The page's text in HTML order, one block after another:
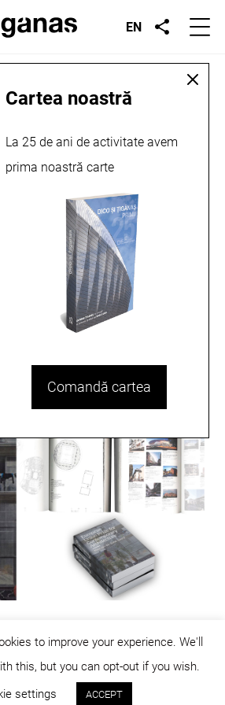
EN
EU Mies Award
Oblemenco
2019
octombrie 1, 2019
a fost nominalizat la Premiul
Arhitectură Contemporană –
2019. Proiectul este prezentat în
din 2019, care arată toate
la Premiul Uniunii Europene pentru
– Mies van der Rohe Award
despre publicație puteți citi
2026
Cartea noastră
La 25 de ani de activitate avem
prima noastră carte
Comandă cartea
to improve your experience. We'll
this, but you can opt-out if you wish.
settings
ACCEPT